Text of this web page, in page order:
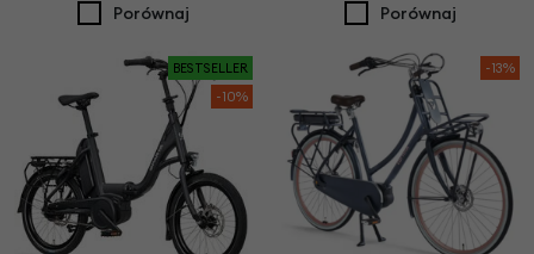
Porównaj Porównaj
BESTSELLER
-10%
-13%